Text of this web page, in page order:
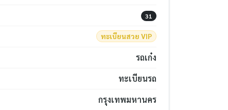
31
ทะเบียนสวย VIP
รถเก๋ง
ทะเบียนรถ
กรุงเทพมหานคร